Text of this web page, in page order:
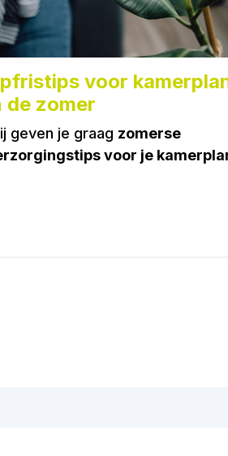
voor
de zomer
geven je graag zomerse
voor je